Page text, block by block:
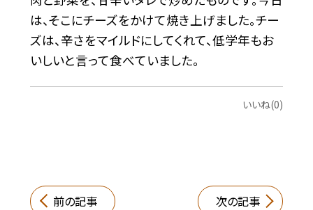
は、そこにチーズをかけて焼き上げました。チー
ズは、辛さをマイルドにしてくれて、低学年もお
いしいと言って食べていました。
いいね(0)
前の記事 次の記事